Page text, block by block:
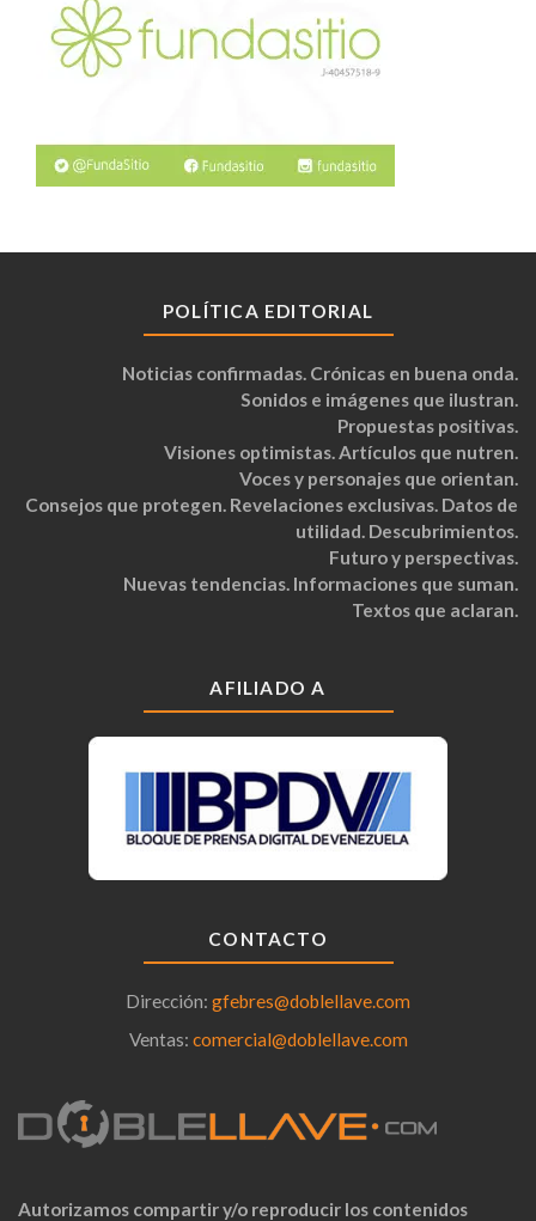
POLÍTICA EDITORIAL
Noticias confirmadas. Crónicas en buena onda.
Sonidos e imágenes que ilustran.
Propuestas positivas.
Visiones optimistas. Artículos que nutren.
Voces y personajes que orientan.
Consejos que protegen. Revelaciones exclusivas. Datos de
utilidad. Descubrimientos.
Futuro y perspectivas.
Nuevas tendencias. Informaciones que suman.
Textos que aclaran.
AFILIADO A
CONTACTO
Dirección: gfebres@doblellave.com
Ventas: comercial@doblellave.com
Autorizamos compartir y/o reproducir los contenidos